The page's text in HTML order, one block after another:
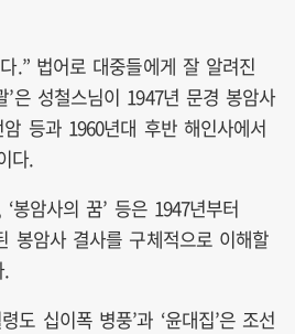
.” 법어로 대중들에게 잘 알려진
’은 성철스님이 1947년 문경 봉암사
등과 1960년대 후반 해인사에서
다.
봉암사의 꿈’ 등은 1947년부터
봉암사 결사를 구체적으로 이해할
.
도 십이폭 병풍’과 ‘윤대집’은 조선